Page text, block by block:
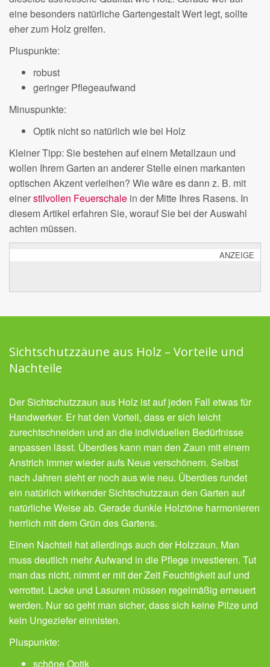
eine besonders natürliche Gartengestalt Wert legt, sollte
eher zum Holz greifen.
Pluspunkte:
robust
geringer Pflegeaufwand
Minuspunkte:
Optik nicht so natürlich wie bei Holz
Kleiner Tipp: Sie bestehen auf einem Metallzaun und
wollen Ihrem Garten an anderer Stelle einen markanten
optischen Akzent verleihen? Wie wäre es dann z. B. mit
einerstilvollen Feuerschale in der Mitte Ihres Rasens. In
diesem Artikel erfahren Sie, worauf Sie bei der Auswahl
achten müssen.
ANZEIGE
Sichtschutzzäune aus Holz – Vorteile und
Nachteile
Der Sichtschutzzaun aus Holz ist auf jeden Fall etwas für
Handwerker. Er hat den Vorteil, dass er sich leicht
zurechtschneiden und an die individuellen Bedürfnisse
anpassen lässt. Überdies kann man den Zaun mit einem
Anstrich immer wieder aufs Neue verschönern. Selbst
nach Jahren sieht er noch aus wie neu. Überdies rundet
ein natürlich wirkender Sichtschutzzaun den Garten auf
natürliche Weise ab. Gerade dunkle Holztöne harmonieren
herrlich mit dem Grün des Gartens.
Einen Nachteil hat allerdings auch der Holzzaun. Man
muss deutlich mehr Aufwand in die Pflege investieren. Tut
man das nicht, nimmt er mit der Zeit Feuchtigkeit auf und
verrottet. Lacke und Lasuren müssen regelmäßig erneuert
werden. Nur so geht man sicher, dass sich keine Pilze und
kein Ungeziefer einnisten.
Pluspunkte:
schöne Optik